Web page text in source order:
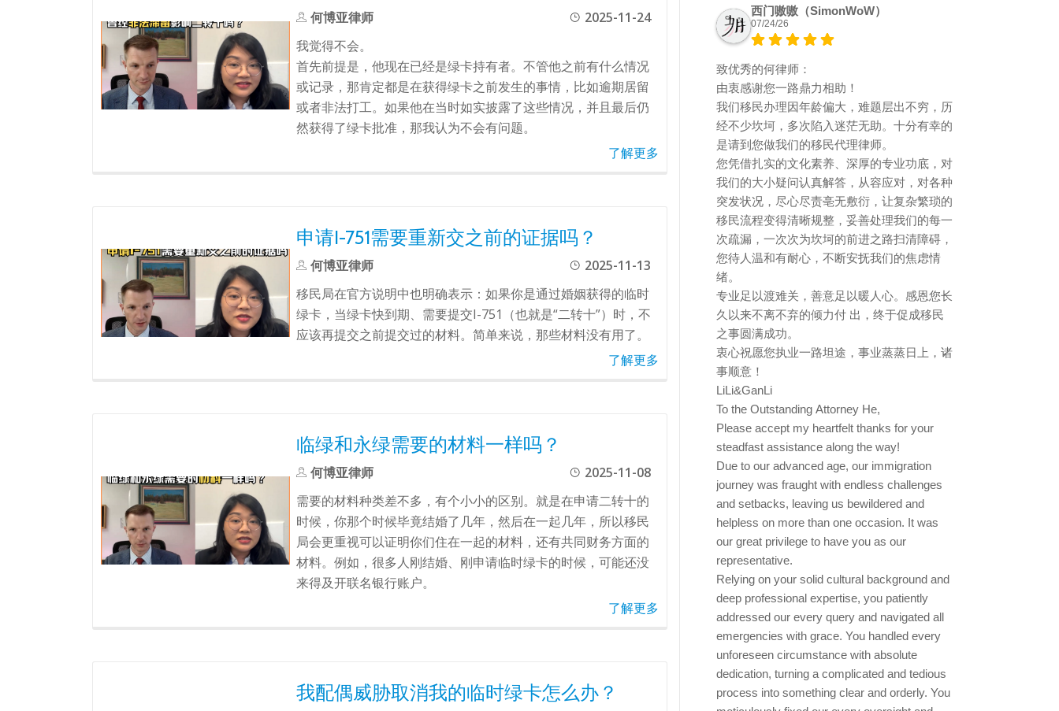
何博亚律师
2025-11-24
我觉得不会。
首先前提是，他现在已经是绿卡持有者。不管他之前有什么情况
或记录，那肯定都是在获得绿卡之前发生的事情，比如逾期居留
或者非法打工。如果他在当时如实披露了这些情况，并且最后仍
然获得了绿卡批准，那我认为不会有问题。
了解更多
申请I-751需要重新交之前的证据吗？
何博亚律师
2025-11-13
移民局在官方说明中也明确表示：如果你是通过婚姻获得的临时
绿卡，当绿卡快到期、需要提交I-751（也就是“二转十”）时，不
应该再提交之前提交过的材料。简单来说，那些材料没有用了。
了解更多
临绿和永绿需要的材料一样吗？
何博亚律师
2025-11-08
需要的材料种类差不多，有个小小的区别。就是在申请二转十的
时候，你那个时候毕竟结婚了几年，然后在一起几年，所以移民
局会更重视可以证明你们住在一起的材料，还有共同财务方面的
材料。例如，很多人刚结婚、刚申请临时绿卡的时候，可能还没
来得及开联名银行账户。
了解更多
我配偶威胁取消我的临时绿卡怎么办？
西门嗷嗷（SimonWoW）
07/24/26
致优秀的何律师：
由衷感谢您一路鼎力相助！
我们移民办理因年龄偏大，难题层出不穷，历
经不少坎坷，多次陷入迷茫无助。十分有幸的
是请到您做我们的移民代理律师。
您凭借扎实的文化素养、深厚的专业功底，对
我们的大小疑问认真解答，从容应对，对各种
突发状况，尽心尽责亳无敷衍，让复杂繁琐的
移民流程变得清晰规整，妥善处理我们的每一
次疏漏，一次次为坎坷的前进之路扫清障碍，
您待人温和有耐心，不断安抚我们的焦虑情
绪。
专业足以渡难关，善意足以暖人心。感恩您长
久以来不离不弃的倾力付 出，终于促成移民
之事圆满成功。
衷心祝愿您执业一路坦途，事业蒸蒸日上，诸
事顺意！
LiLi&GanLi
To the Outstanding Attorney He,
Please accept my heartfelt thanks for your
steadfast assistance along the way!
Due to our advanced age, our immigration
journey was fraught with endless challenges
and setbacks, leaving us bewildered and
helpless on more than one occasion. It was
our great privilege to have you as our
representative.
Relying on your solid cultural background and
deep professional expertise, you patiently
addressed our every query and navigated all
emergencies with grace. You handled every
unforeseen circumstance with absolute
dedication, turning a complicated and tedious
process into something clear and orderly. You